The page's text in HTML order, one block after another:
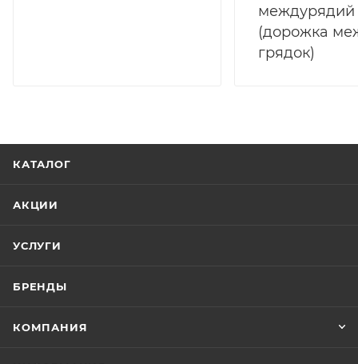
междурядий
(дорожка
грядок)
КАТАЛОГ
АКЦИИ
УСЛУГИ
БРЕНДЫ
КОМПАНИЯ